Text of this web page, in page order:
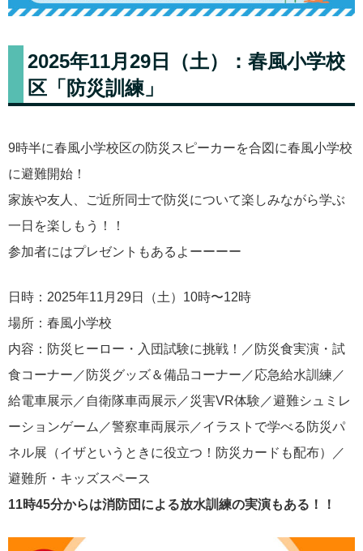
2025年11月29日（土）：春風小学校
区「防災訓練」
9時半に春風小学校区の防災スピーカーを合図に春風小学校
に避難開始！
家族や友人、ご近所同士で防災について楽しみながら学ぶ
一日を楽しもう！！
参加者にはプレゼントもあるよーーーー
日時：2025年11月29日（土）10時〜12時
場所：春風小学校
内容：防災ヒーロー・入団試験に挑戦！／防災食実演・試
食コーナー／防災グッズ＆備品コーナー／応急給水訓練／
給電車展示／自衛隊車両展示／災害VR体験／避難シュミレ
ーションゲーム／警察車両展示／イラストで学べる防災パ
ネル展（イザというときに役立つ！防災カードも配布）／
避難所・キッズスペース
11時45分からは消防団による放水訓練の実演もある！！